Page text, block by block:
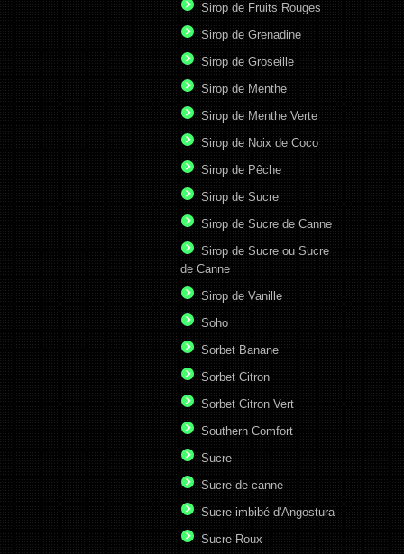
Sirop de Fruits Rouges
Sirop de Grenadine
Sirop de Groseille
Sirop de Menthe
Sirop de Menthe Verte
Sirop de Noix de Coco
Sirop de Pêche
Sirop de Sucre
Sirop de Sucre de Canne
Sirop de Sucre ou Sucre
de Canne
Sirop de Vanille
Soho
Sorbet Banane
Sorbet Citron
Sorbet Citron Vert
Southern Comfort
Sucre
Sucre de canne
Sucre imbibé d'Angostura
Sucre Roux